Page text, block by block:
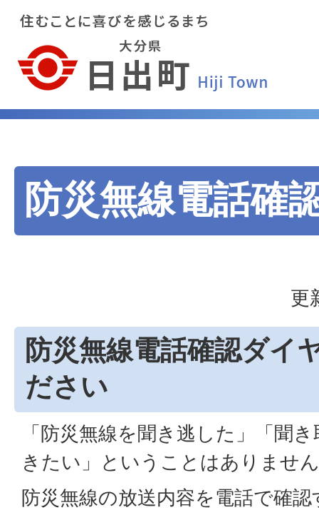
防災無線電話確
更
防災無線電話確認ダイ
ださい
「防災無線を聞き逃した」「聞
きたい」ということはありませ
防災無線の放送内容を電話で確